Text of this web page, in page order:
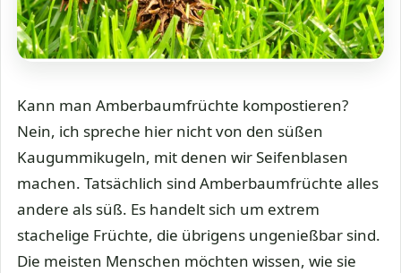
Kann man Amberbaumfrüchte kompostieren?
Nein, ich spreche hier nicht von den süßen
Kaugummikugeln, mit denen wir Seifenblasen
machen. Tatsächlich sind Amberbaumfrüchte alles
andere als süß. Es handelt sich um extrem
stachelige Früchte, die übrigens ungenießbar sind.
Die meisten Menschen möchten wissen, wie sie